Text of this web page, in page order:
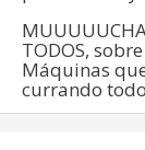
TODOS,
Máquinas
currando